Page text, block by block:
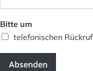
Bitte um
telefonischen Rückruf
Absenden